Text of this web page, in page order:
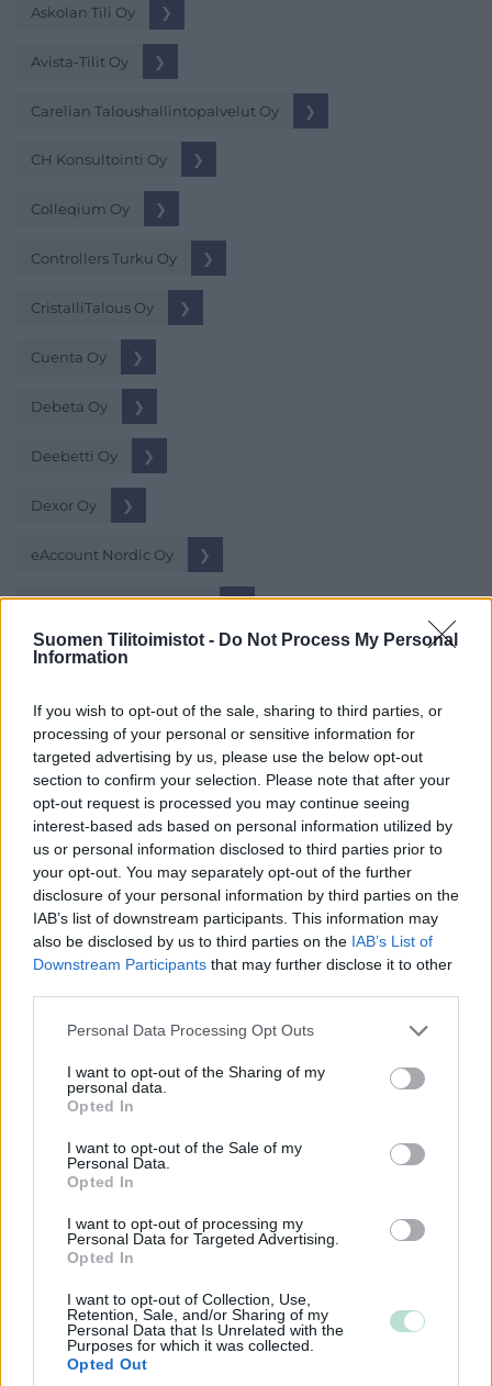
Suomen Tilitoimistot - Do Not Process My Personal
Information
If you wish to opt-out of the sale, sharing to third parties, or
processing of your personal or sensitive information for
targeted advertising by us, please use the below opt-out
section to confirm your selection. Please note that after your
opt-out request is processed you may continue seeing
interest-based ads based on personal information utilized by
us or personal information disclosed to third parties prior to
your opt-out. You may separately opt-out of the further
disclosure of your personal information by third parties on the
IAB’s list of downstream participants. This information may
also be disclosed by us to third parties on the IAB’s List of
Downstream Participants that may further disclose it to other
Please note that this website/app uses one or more Google
not limited to your visit or usage behaviour. You may click to
grant or deny consent to Google and its third-party tags to
use your data for below specified purposes in below Google
consent section.
Personal Data Processing Opt Outs
I want to opt-out of the Sharing of my
personal data.
Opted In
I want to opt-out of the Sale of my
Personal Data.
Opted In
I want to opt-out of processing my
Personal Data for Targeted Advertising.
Opted In
I want to opt-out of Collection, Use,
Retention, Sale, and/or Sharing of my
Personal Data that Is Unrelated with the
Purposes for which it was collected.
Opted Out
Askolan Tili Oy ❯
Avista-Tilit Oy ❯
Carelian Taloushallintopalvelut Oy ❯
CH Konsultointi Oy ❯
Colleqium Oy ❯
Controllers Turku Oy ❯
CristalliTalous Oy ❯
Cuenta Oy ❯
Debeta Oy ❯
Deebetti Oy ❯
Dexor Oy ❯
eAccount Nordic Oy ❯
eAccounting Finland Oy ❯
ES Taloushallinto Oy
Favore Oy
Finacc Oy ❯
Finaxa Oy ❯
FinEst Tili Oy ❯
Flück Accounting Oy ❯
Grant Thornton Oy ❯
Haapamäen Tilipalvelu Oy ❯
Hämeen Taitolaskenta Ky
Inscrire Oy ❯
JHI-Tilit Oy
Jokainen Hetki ❯
Keiteleen Tilipalvelu Oy ❯
Kiteen Tili Oy ❯